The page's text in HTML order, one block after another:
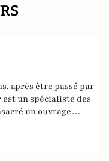
après être passé par
un spécialiste des
un ouvrage
Les 100 jours de
l’auteur d’une